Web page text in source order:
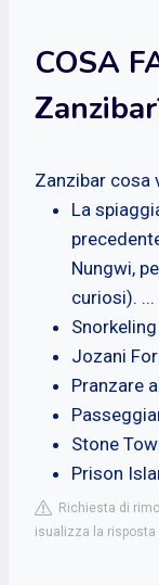
COSA
Zanzibar cosa
La
Nungwi,
curiosi). ...
Jozani
Pranzare
Stone
Prison
Richiesta di
isualizza la